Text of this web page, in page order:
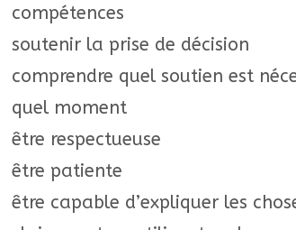
compétences
soutenir la prise de décision
comprendre quel soutien est
quel moment
être respectueuse
être patiente
être capable d’expliquer les